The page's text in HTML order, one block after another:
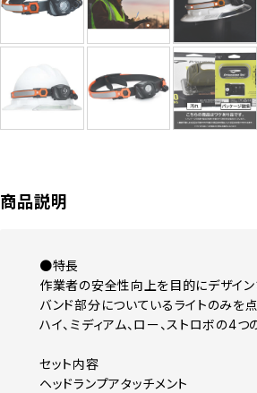
商品説明
●特長
作業者の安全性向上を目的にデザイン
バンド部分についているライトのみを点
ハイ、ミディアム、ロー、ストロボの4つ
セット内容
ヘッドランプアタッチメント